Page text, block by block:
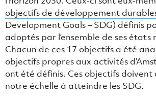
objectifs de développement
Development Goals – SDG) définis
adoptés par l’ensemble de ses états
Chacun de ces 17 objectifs a été
objectifs propres aux activités
ont été définis. Ces objectifs
notre échelle à atteindre les SDG.